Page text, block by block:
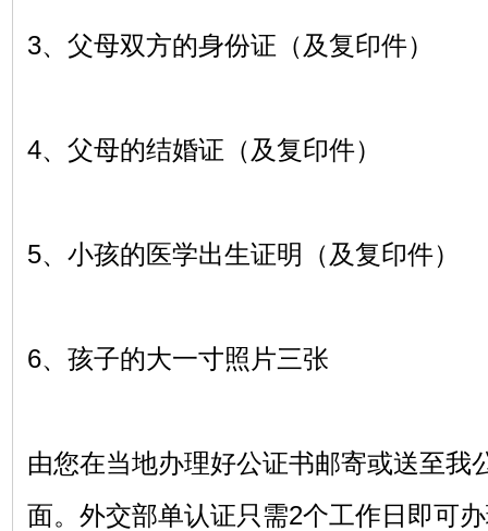
3、父母双方的身份证（及复印件）
4、父母的结婚证（及复印件）
5、小孩的医学出生证明（及复印件）
6、孩子的大一寸照片三张
由您在当地办理好公证书邮寄或送至我
面。外交部单认证只需2个工作日即可